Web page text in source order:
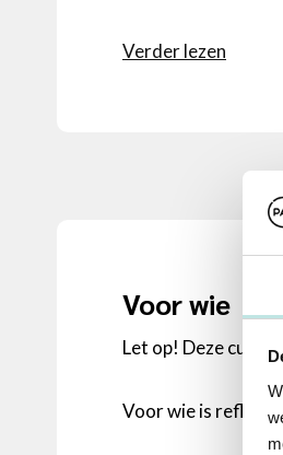
Verder lezen
Voor wie
Let op! Deze
Voor wie is